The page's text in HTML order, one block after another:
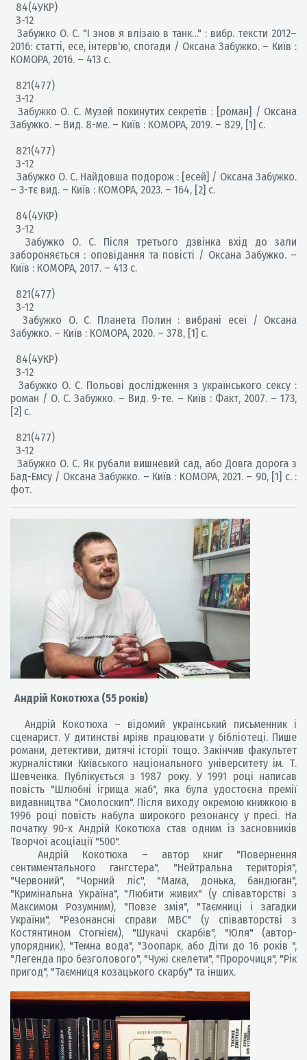
84(4УКР)
З-12
Забужко О. С. "І знов я влізаю в танк…" : вибр. тексти 2012–
2016: статті, есе, інтерв'ю, спогади / Оксана Забужко. – Київ :
КОМОРА, 2016. – 413 с.
821(477)
З-12
Забужко О. С. Музей покинутих секретів : [роман] / Оксана
Забужко. – Вид. 8-ме. – Київ : КОМОРА, 2019. – 829, [1] с.
821(477)
З-12
Забужко О. С. Найдовша подорож : [есей] / Оксана Забужко.
– 3-тє вид. – Київ : КОМОРА, 2023. – 164, [2] с.
84(4УКР)
З-12
Забужко О. С. Після третього дзвінка вхід до зали
забороняється : оповідання та повісті / Оксана Забужко. –
Київ : КОМОРА, 2017. – 413 с.
821(477)
З-12
Забужко О. С. Планета Полин : вибрані есеї / Оксана
Забужко. – Київ : КОМОРА, 2020. – 378, [1] с.
84(4УКР)
З-12
Забужко О. С. Польові дослідження з українського сексу :
роман / О. С. Забужко. – Вид. 9-те. – Київ : Факт, 2007. – 173,
[2] с.
821(477)
З-12
Забужко О. С. Як рубали вишневий сад, або Довга дорога з
Бад-Емсу / Оксана Забужко. – Київ : КОМОРА, 2021. – 90, [1] с. :
фот.
Андрій Кокотюха (55 років)
Андрій Кокотюха – відомий український письменник і
сценарист. У дитинстві мріяв працювати у бібліотеці. Пише
романи, детективи, дитячі історії тощо. Закінчив факультет
журналістики Київського національного університету ім. Т.
Шевченка. Публікується з 1987 року. У 1991 році написав
повість "Шлюбні ігрища жаб", яка була удостоєна премії
видавництва "Смолоскип". Після виходу окремою книжкою в
1996 році повість набула широкого резонансу у пресі. На
початку 90-х Андрій Кокотюха став одним із засновників
Творчої асоціації "500".
Андрій Кокотюха – автор книг "Повернення
сентиментального гангстера", "Нейтральна територія",
"Червоний", "Чорний ліс", "Мама, донька, бандюган",
"Кримінальна Україна", "Любити живих" (у співавторстві з
Максимом Розумним), "Повзе змія", "Таємниці і загадки
України", "Резонансні справи МВС" (у співавторстві з
Костянтином Стогнієм), "Шукачі скарбів", "Юля" (автор-
упорядник), "Темна вода", "Зоопарк, або Діти до 16 років ",
"Легенда про безголового", "Чужі скелети", "Пророчиця", "Рік
пригод", "Таємниця козацького скарбу" та інших.